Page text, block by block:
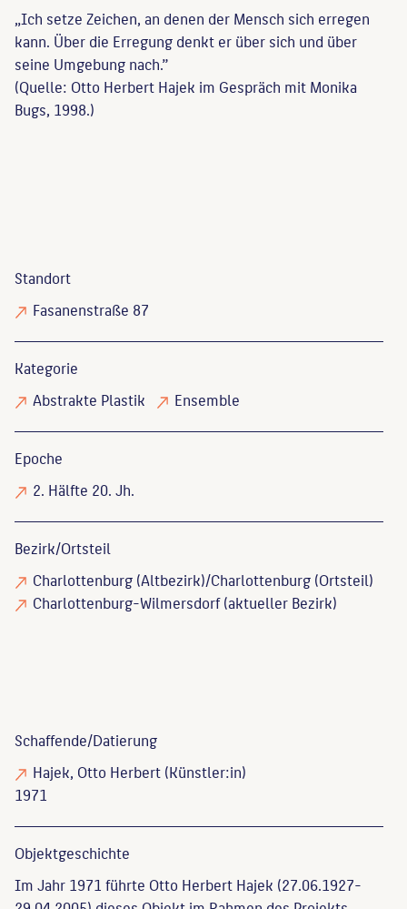
„Ich setze Zeichen, an denen der Mensch sich erregen
kann. Über die Erregung denkt er über sich und über
seine Umgebung nach.”
(Quelle: Otto Herbert Hajek im Gespräch mit Monika
Bugs, 1998.)
Standort
Fasanenstraße 87
Kategorie
Abstrakte Plastik
Ensemble
Epoche
2. Hälfte 20. Jh.
Bezirk/Ortsteil
Charlottenburg (Altbezirk)/Charlottenburg (Ortsteil)
Charlottenburg-Wilmersdorf (aktueller Bezirk)
Schaffende/Datierung
Hajek, Otto Herbert(Künstler:in)
1971
Objekt­geschichte
Im Jahr 1971 führte Otto Herbert Hajek (27.06.1927-